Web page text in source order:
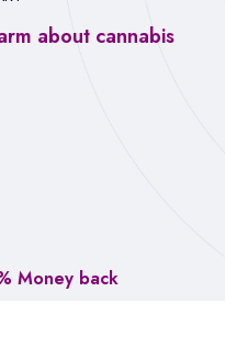
about cannabis
Money back